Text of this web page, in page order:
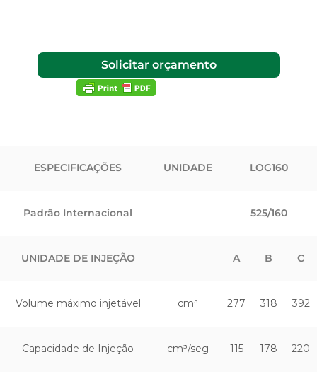
Solicitar orçamento
ESPECIFICAÇÕES UNIDADE LOG160
Padrão Internacional 525/160
UNIDADE DE INJEÇÃO A B C
Volume máximo injetável cm³ 277 318 392
Capacidade de Injeção cm³/seg 115 178 220